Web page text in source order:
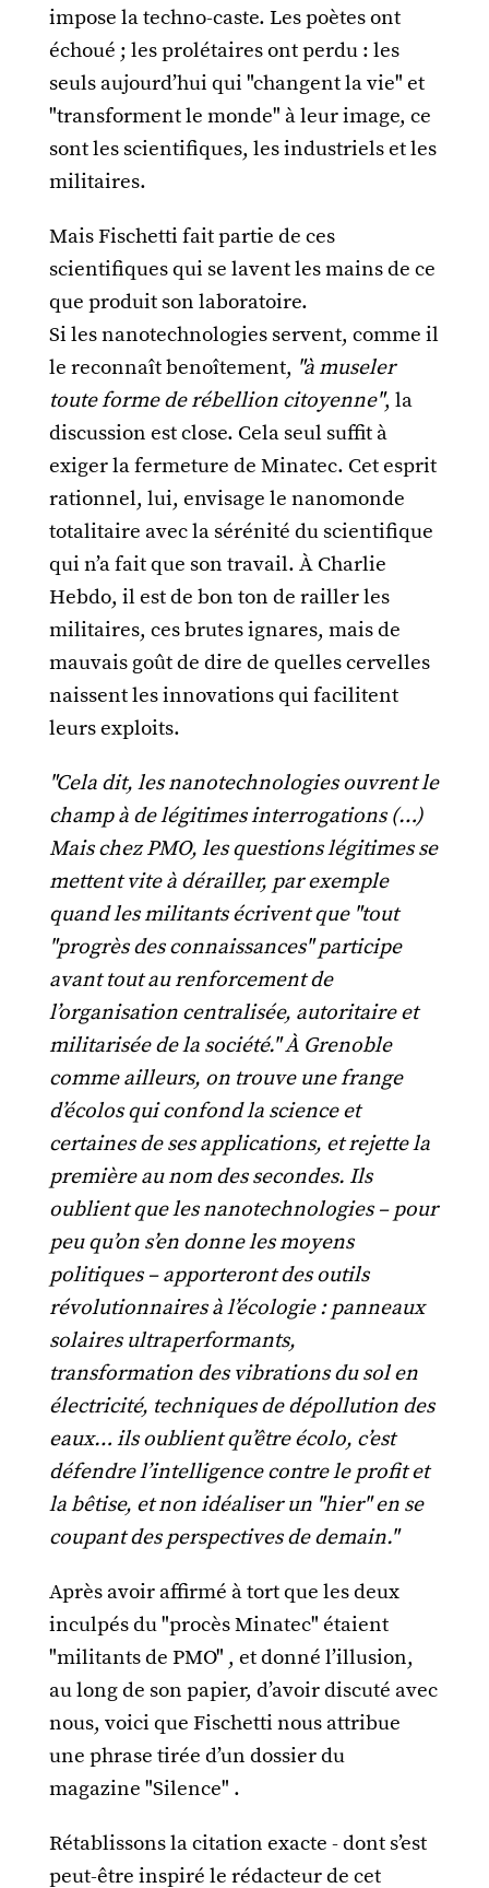
impose la techno-caste. Les poètes ont
échoué ; les prolétaires ont perdu : les
seuls aujourd’hui qui "changent la vie" et
"transforment le monde" à leur image, ce
sont les scientifiques, les industriels et les
militaires.
Mais Fischetti fait partie de ces
scientifiques qui se lavent les mains de ce
que produit son laboratoire.
Si les nanotechnologies servent, comme il
le reconnaît benoîtement, "à museler
toute forme de rébellion citoyenne", la
discussion est close. Cela seul suffit à
exiger la fermeture de Minatec. Cet esprit
rationnel, lui, envisage le nanomonde
totalitaire avec la sérénité du scientifique
qui n’a fait que son travail. À Charlie
Hebdo, il est de bon ton de railler les
militaires, ces brutes ignares, mais de
mauvais goût de dire de quelles cervelles
naissent les innovations qui facilitent
leurs exploits.
"Cela dit, les nanotechnologies ouvrent le
champ à de légitimes interrogations (…)
Mais chez PMO, les questions légitimes se
mettent vite à dérailler, par exemple
quand les militants écrivent que "tout
"progrès des connaissances" participe
avant tout au renforcement de
l’organisation centralisée, autoritaire et
militarisée de la société." À Grenoble
comme ailleurs, on trouve une frange
d’écolos qui confond la science et
certaines de ses applications, et rejette la
première au nom des secondes. Ils
oublient que les nanotechnologies – pour
peu qu’on s’en donne les moyens
politiques – apporteront des outils
révolutionnaires à l’écologie : panneaux
solaires ultraperformants,
transformation des vibrations du sol en
électricité, techniques de dépollution des
eaux… ils oublient qu’être écolo, c’est
défendre l’intelligence contre le profit et
la bêtise, et non idéaliser un "hier" en se
coupant des perspectives de demain."
Après avoir affirmé à tort que les deux
inculpés du "procès Minatec" étaient
"militants de PMO" , et donné l’illusion,
au long de son papier, d’avoir discuté avec
nous, voici que Fischetti nous attribue
une phrase tirée d’un dossier du
magazine "Silence" .
Rétablissons la citation exacte - dont s’est
peut-être inspiré le rédacteur de cet